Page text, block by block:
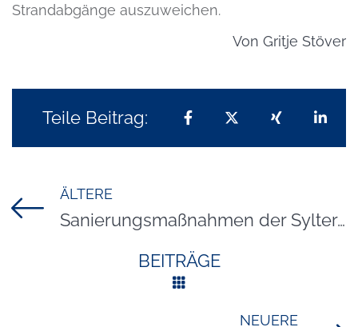
Strandabgänge auszuweichen.
Von Gritje Stöver
Teile Beitrag: Teilen auf Facebook
Teilen auf X
Teilen auf
ÄLTERE
Titel für Beitrag
Sanierungsmaßnahmen der Sylter Welle
BEITRÄGE
NEUERE